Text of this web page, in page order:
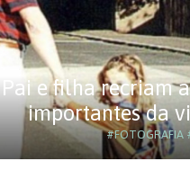
Pai e filha recriam
importantes da
#FOTOGRAFIA